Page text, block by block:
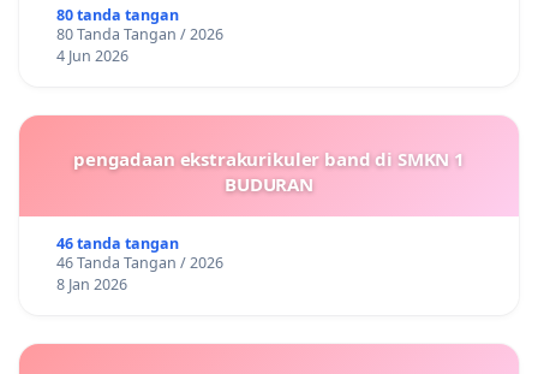
80 tanda tangan
80 Tanda Tangan / 2026
4 Jun 2026
pengadaan ekstrakurikuler band di SMKN 1
BUDURAN
46 tanda tangan
46 Tanda Tangan / 2026
8 Jan 2026